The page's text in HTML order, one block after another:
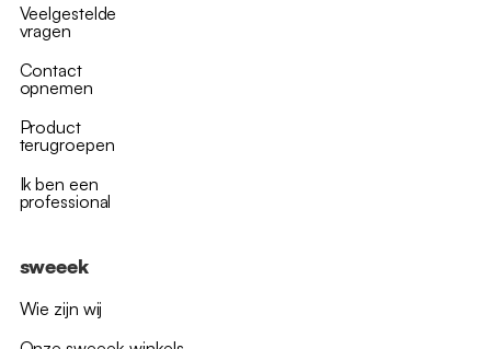
Veelgestelde
vragen
Contact
opnemen
Product
terugroepen
Ik ben een
professional
sweeek
Wie zijn wij